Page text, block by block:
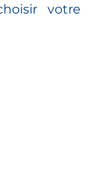
votre